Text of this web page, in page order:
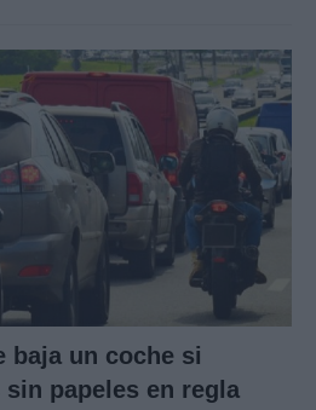
baja un coche si
papeles en regla